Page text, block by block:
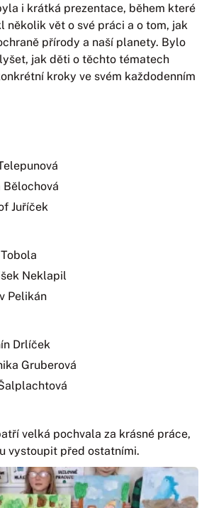
i krátká prezentace, během které
několik vět o své práci a o tom, jak
přírody a naší planety. Bylo
jak děti o těchto tématech
kroky ve svém každodenním
Bělochová
Juříček
Neklapil
Pelikán
Drlíček
Gruberová
velká pochvala za krásné práce,
vystoupit před ostatními.